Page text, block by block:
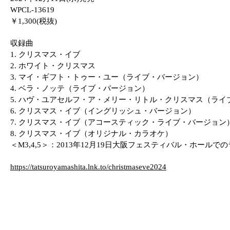
WPCL-13619
￥1,300(税抜)
収録曲
1. クリスマス・イブ
2. ホワイト・クリスマス
3. マイ・ギフト・トゥー・ユー（ライブ・バージョン）
4. ベラ・ノッテ（ライブ・バージョン）
5. ハヴ・ユアセルフ・ア・メリー・リトル・クリスマス（ライ
6. クリスマス・イブ（イングリッシュ・バージョン）
7. クリスマス・イブ（アコースティック・ライブ・バージョン）
8. クリスマス・イブ（オリジナル・カラオケ）
＜M3,4,5＞：2013年12月19日大阪フェスティバル・ホールで
https://tatsuroyamashita.lnk.to/christmaseve2024